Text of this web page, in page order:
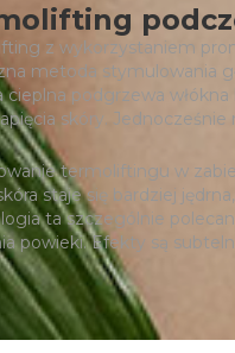
z wykorzystaniem
metoda stymulowania
cieplna podgrzewa
skóry.
termoliftingu w
staje się bardziej
ta szczególnie
powieki. Efekty są